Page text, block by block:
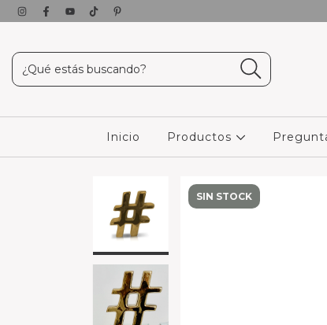
Inicio Productos
SIN STOCK